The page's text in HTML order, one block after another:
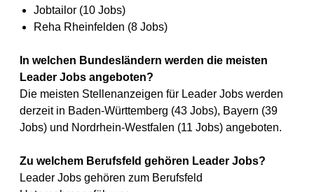
Jobtailor (10 Jobs)
Reha Rheinfelden (8 Jobs)
In welchen Bundesländern werden die meisten
Leader Jobs angeboten?
Die meisten Stellenanzeigen für Leader Jobs werden
derzeit in Baden-Württemberg (43 Jobs), Bayern (39
Jobs) und Nordrhein-Westfalen (11 Jobs) angeboten.
Zu welchem Berufsfeld gehören Leader Jobs?
Leader Jobs gehören zum Berufsfeld